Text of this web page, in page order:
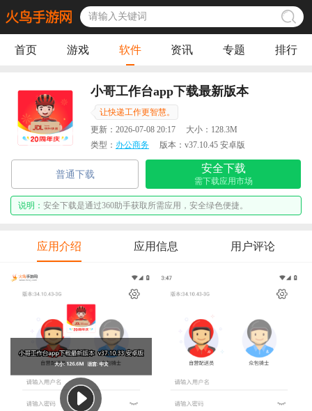
首页 游戏 软件 资讯 专题 排行
小哥工作台app下载最新版本
让快递工作更智慧。
更新： 2026-07-08 20:17 大小： 128.3M
类型： 办公商务 版本： v37.10.45 安卓版
普通下载
安全下载
需下载应用市场
说明： 安全下载是通过360助手获取所需应用，安全绿色便捷。
应用介绍 应用信息 用户评论